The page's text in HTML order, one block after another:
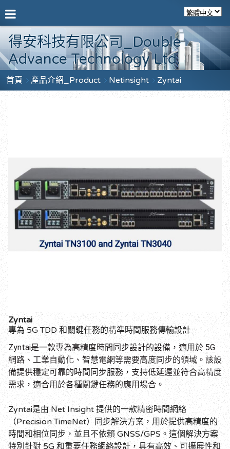
得安科技有限公司_Double
Advance Technology Ltd.
首頁 產品介紹_Product Netinsight Zyntai
Zyntai
專為 5G TDD 和關鍵任務的精準時間服務傳輸設計
Zyntai是一款專為高精度時間同步設計的設備，適用於 5G
網路、工業自動化、智慧電網等需要高度同步的領域。該設
備提供穩定可靠的時間同步服務，支持低延遲並符合高精度
需求，適合用於各種關鍵任務的應用場合。
Zyntai是由Net Insight 提供的一款精密時間網絡
（Precision TimeNet）同步解決方案，用於提供高精度的
時間和相位同步，並且不依賴 GNSS/GPS 。這個解決方案
特別針對 5G 和重要任務網絡設計，具有高效、可擴展性和